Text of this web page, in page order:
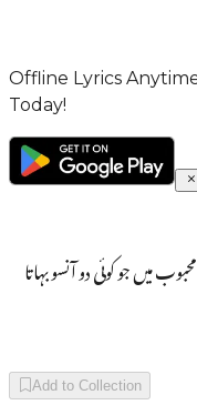
Offline Lyrics
Today!
میں جو کوئی دو آنسو بہاتا
Add to Collection